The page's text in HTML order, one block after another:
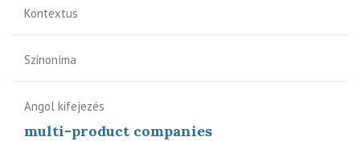
Kontextus
Szinoníma
Angol kifejezés
multi-product companies